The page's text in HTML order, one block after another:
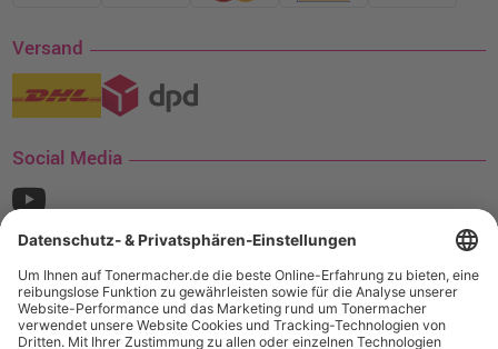
Versand
Social Media
¹ Nur gültig für den Versand innerhalb Deutschlands. Befindet sich ein Warenwert
von mindestens 35€ (inkl. Mwst.) an Ampertec Artikeln in Ihrem Warenkorb, ist der
Versand für Sie kostenfrei.